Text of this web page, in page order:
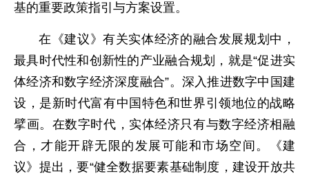
基的重要政策指引与方案设置。
在《建议》有关实体经济的融合发展规划中，
最具时代性和创新性的产业融合规划，就是“促进实
体经济和数字经济深度融合”。深入推进数字中国建
设，是新时代富有中国特色和世界引领地位的战略
擘画。在数字时代，实体经济只有与数字经济相融
合，才能开辟无限的发展可能和市场空间。《建
议》提出，要“健全数据要素基础制度，建设开放共